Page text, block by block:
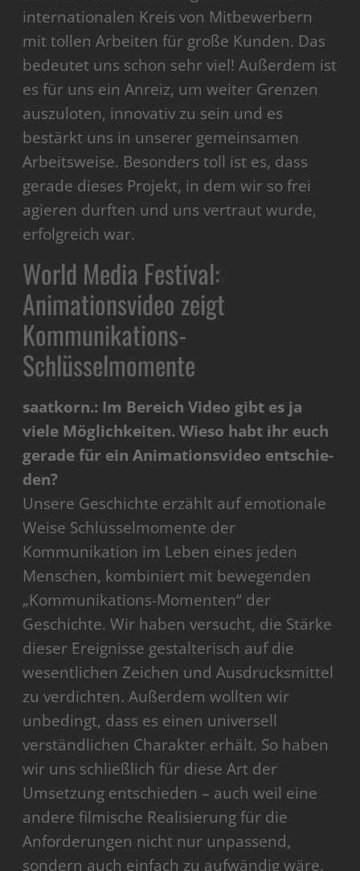
internationalen Kreis von Mitbewerbern
mit tollen Arbeiten für große Kunden. Das
bedeutet uns schon sehr viel! Außerdem ist
es für uns ein Anreiz, um weiter Grenzen
auszuloten, innovativ zu sein und es
bestärkt uns in unserer gemeinsamen
Arbeits­weise. Besonders toll ist es, dass
gerade dieses Projekt, in dem wir so frei
agieren durften und uns vertraut wurde,
erfolgreich war.
World Media Festival:
Animationsvideo zeigt
Kommunikations-
Schlüsselmomente
saatkorn.: Im Bereich Video gibt es ja
viele Möglichkeiten. Wieso habt ihr euch
gerade für ein Animationsvideo entschie­
den?
Unsere Geschichte erzählt auf emotionale
Weise Schlüsselmomente der
Kommunikation im Leben eines jeden
Menschen, kombiniert mit bewegenden
„Kommunikations-Momenten“ der
Geschichte. Wir haben versucht, die Stärke
dieser Ereignisse gestalterisch auf die
wesentlichen Zeichen und Ausdrucksmittel
zu verdichten. Außer­dem wollten wir
unbedingt, dass es einen universell
verständlichen Charakter erhält. So haben
wir uns schließlich für diese Art der
Umsetzung entschieden – auch weil eine
andere filmische Realisierung für die
Anforderungen nicht nur unpassend,
sondern auch einfach zu aufwändig wäre.